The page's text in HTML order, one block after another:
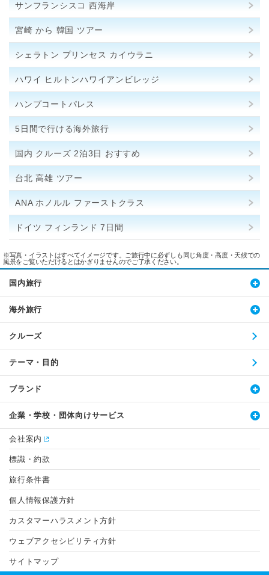
サンフランシスコ 西海岸
宮崎 から 韓国 ツアー
シェラトン プリンセス カイウラニ
ハワイ ヒルトンハワイアンビレッジ
ハンプコートパレス
5日間で行ける海外旅行
国内 クルーズ 2泊3日 おすすめ
台北 高雄 ツアー
ANA ホノルル ファーストクラス
ドイツ フィンランド 7日間
※写真・イラストはすべてイメージです。ご旅行中に必ずしも同じ角度・高度・天候での
風景をご覧いただけるとはかぎりませんのでご了承ください。
国内旅行
海外旅行
クルーズ
テーマ・目的
ブランド
企業・学校・団体向けサービス
会社案内
標識・約款
旅行条件書
個人情報保護方針
カスタマーハラスメント方針
ウェブアクセシビリティ方針
サイトマップ